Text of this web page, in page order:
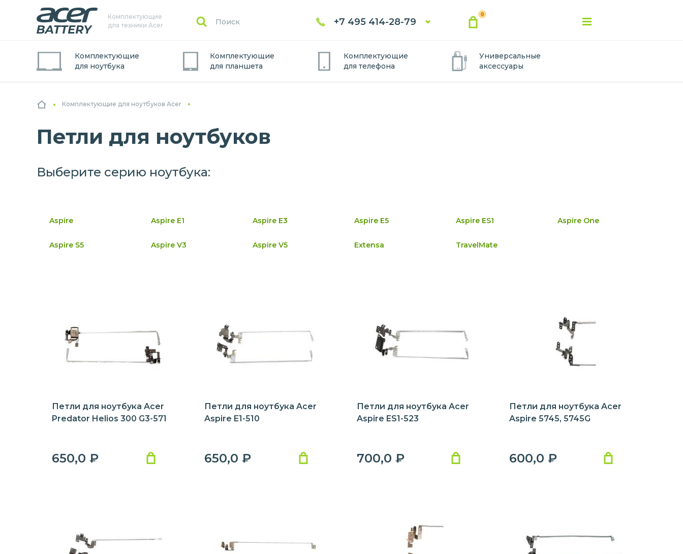
Комплектующие
для техники Acer
+7 495 414-28-79
0
Комплектующие
для ноутбука
Комплектующие
для планшета
Комплектующие
для телефона
Универсальные
аксессуары
Комплектующие для ноутбуков Acer
Петли для ноутбуков
Выберите серию ноутбука:
Aspire Aspire E1 Aspire E3 Aspire E5 Aspire ES1 Aspire One
Aspire S5 Aspire V3 Aspire V5 Extensa TravelMate
Петли для ноутбука Acer
Predator Helios 300 G3-571
650,0 ₽
Петли для ноутбука Acer
Aspire E1-510
650,0 ₽
Петли для ноутбука Acer
Aspire ES1-523
700,0 ₽
Петли для ноутбука Acer
Aspire 5745, 5745G
600,0 ₽